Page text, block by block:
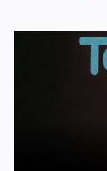
ค้าใหม่ สร้างค
Commerce
ออนไลน์ ครบ
ธุรกิจ ผู้ประก
สิงหาคม